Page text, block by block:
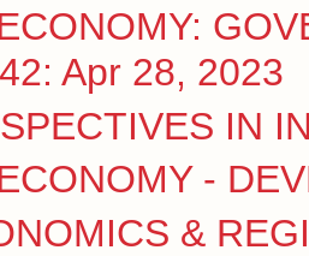
Apr 28, 2023
IN
-
&